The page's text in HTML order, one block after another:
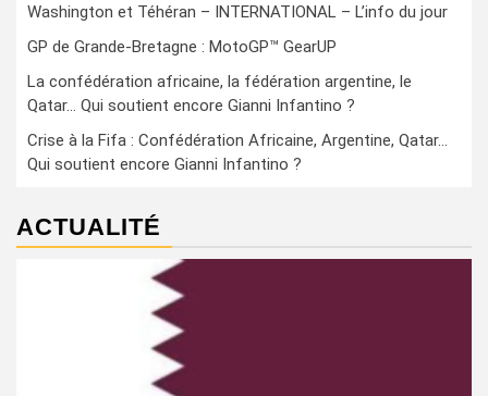
Washington et Téhéran – INTERNATIONAL – L’info du jour
GP de Grande-Bretagne : MotoGP™ GearUP
La confédération africaine, la fédération argentine, le
Qatar… Qui soutient encore Gianni Infantino ?
Crise à la Fifa : Confédération Africaine, Argentine, Qatar…
Qui soutient encore Gianni Infantino ?
ACTUALITÉ